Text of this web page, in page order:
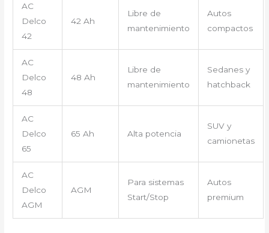
AC
Delco
42
42 Ah
Libre de
mantenimiento
Autos
compactos
AC
Delco
48
48 Ah
Libre de
mantenimiento
Sedanes y
hatchback
AC
Delco
65
65 Ah Alta potencia
SUV y
camionetas
AC
Delco
AGM
AGM
Para sistemas
Start/Stop
Autos
premium